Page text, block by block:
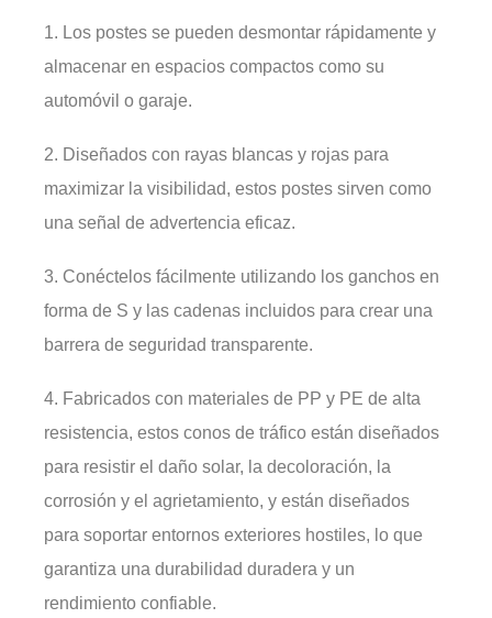
1. Los postes se pueden desmontar rápidamente y
almacenar en espacios compactos como su
automóvil o garaje.
2. Diseñados con rayas blancas y rojas para
maximizar la visibilidad, estos postes sirven como
una señal de advertencia eficaz.
3. Conéctelos fácilmente utilizando los ganchos en
forma de S y las cadenas incluidos para crear una
barrera de seguridad transparente.
4. Fabricados con materiales de PP y PE de alta
resistencia, estos conos de tráfico están diseñados
para resistir el daño solar, la decoloración, la
corrosión y el agrietamiento, y están diseñados
para soportar entornos exteriores hostiles, lo que
garantiza una durabilidad duradera y un
rendimiento confiable.